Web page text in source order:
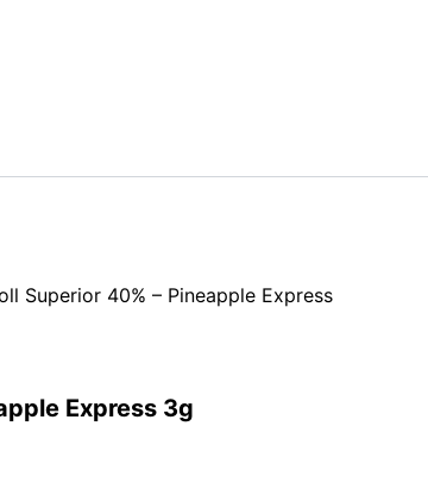
Superior 40% – Pineapple Express
Express 3g